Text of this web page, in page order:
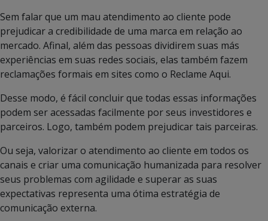
Sem falar que um mau atendimento ao cliente pode
prejudicar a credibilidade de uma marca em relação ao
mercado. Afinal, além das pessoas dividirem suas más
experiências em suas redes sociais, elas também fazem
reclamações formais em sites como o Reclame Aqui.
Desse modo, é fácil concluir que todas essas informações
podem ser acessadas facilmente por seus investidores e
parceiros. Logo, também podem prejudicar tais parceiras.
Ou seja, valorizar o atendimento ao cliente em todos os
canais e criar uma comunicação humanizada para resolver
seus problemas com agilidade e superar as suas
expectativas representa uma ótima estratégia de
comunicação externa.